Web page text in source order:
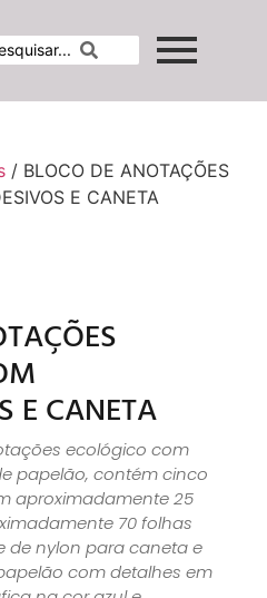
/ BLOCO DE ANOTAÇÕES
E CANETA
E CANETA
ecológico com
papelão, contém cinco
aproximadamente 25
70 folhas
de nylon para caneta e
com detalhes em